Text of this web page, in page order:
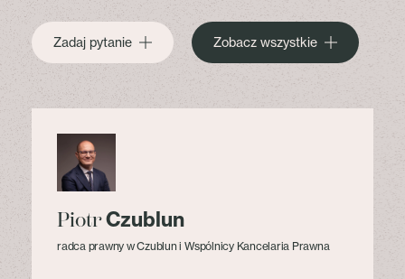
Zadaj pytanie Zobacz wszystkie
PiotrCzublun
radca prawny w Czublun i Wspólnicy Kancelaria Prawna